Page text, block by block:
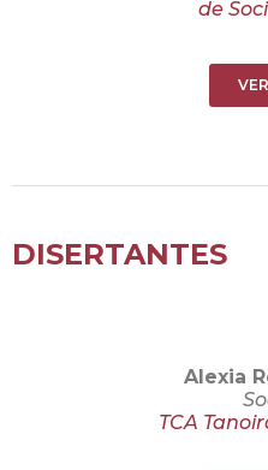
de
DISERTANTES
Alexia
TCA